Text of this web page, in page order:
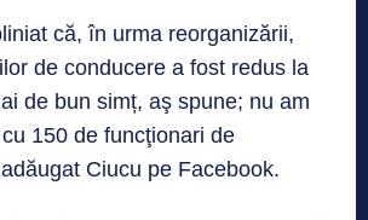
că, în urma reorganizării,
de conducere a fost redus la
de bun simț, aş spune; nu am
150 de funcţionari de
Ciucu pe Facebook.